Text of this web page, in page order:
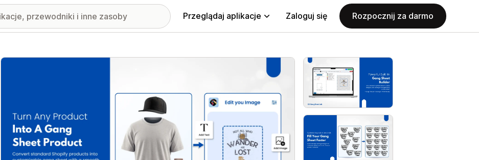
Przeglądaj aplikacje Zaloguj się Rozpocznij za darmo
Wyróżnione obrazy w galerii